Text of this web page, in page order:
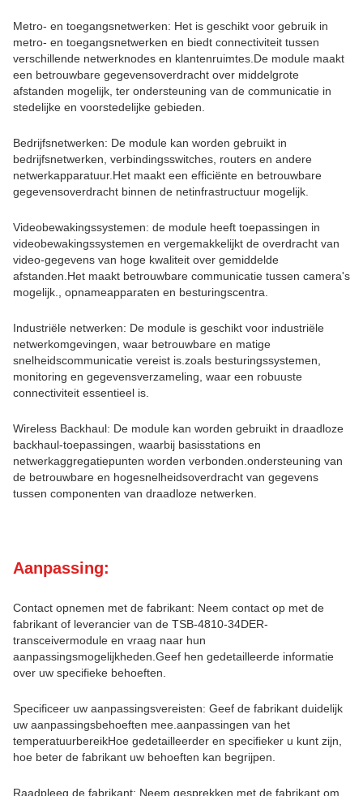
Metro- en toegangsnetwerken: Het is geschikt voor gebruik in
metro- en toegangsnetwerken en biedt connectiviteit tussen
verschillende netwerknodes en klantenruimtes.De module maakt
een betrouwbare gegevensoverdracht over middelgrote
afstanden mogelijk, ter ondersteuning van de communicatie in
stedelijke en voorstedelijke gebieden.
Bedrijfsnetwerken: De module kan worden gebruikt in
bedrijfsnetwerken, verbindingsswitches, routers en andere
netwerkapparatuur.Het maakt een efficiënte en betrouwbare
gegevensoverdracht binnen de netinfrastructuur mogelijk.
Videobewakingssystemen: de module heeft toepassingen in
videobewakingssystemen en vergemakkelijkt de overdracht van
video-gegevens van hoge kwaliteit over gemiddelde
afstanden.Het maakt betrouwbare communicatie tussen camera's
mogelijk., opnameapparaten en besturingscentra.
Industriële netwerken: De module is geschikt voor industriële
netwerkomgevingen, waar betrouwbare en matige
snelheidscommunicatie vereist is.zoals besturingssystemen,
monitoring en gegevensverzameling, waar een robuuste
connectiviteit essentieel is.
Wireless Backhaul: De module kan worden gebruikt in draadloze
backhaul-toepassingen, waarbij basisstations en
netwerkaggregatiepunten worden verbonden.ondersteuning van
de betrouwbare en hogesnelheidsoverdracht van gegevens
tussen componenten van draadloze netwerken.
Aanpassing:
Contact opnemen met de fabrikant: Neem contact op met de
fabrikant of leverancier van de TSB-4810-34DER-
transceivermodule en vraag naar hun
aanpassingsmogelijkheden.Geef hen gedetailleerde informatie
over uw specifieke behoeften.
Specificeer uw aanpassingsvereisten: Geef de fabrikant duidelijk
uw aanpassingsbehoeften mee.aanpassingen van het
temperatuurbereikHoe gedetailleerder en specifieker u kunt zijn,
hoe beter de fabrikant uw behoeften kan begrijpen.
Raadpleeg de fabrikant: Neem gesprekken met de fabrikant om